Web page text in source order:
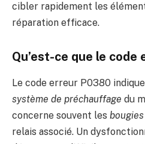
cibler rapidement les
réparation efficace.
Qu’est-ce que le
Le code erreur P0380
système de préchauffage du
concerne souvent les
relais associé. Un